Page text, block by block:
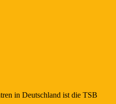
in Deutschland ist die TSB